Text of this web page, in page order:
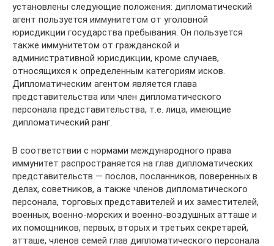
установлены следующие положения: дипломатический
агент пользуется иммунитетом от уголовной
юрисдикции государства пребывания. Он пользуется
также иммунитетом от гражданской и
административной юрисдикции, кроме случаев,
относящихся к определенным категориям исков.
Дипломатическим агентом является глава
представительства или член дипломатического
персонала представительства, т.е. лица, имеющие
дипломатический ранг.
В соответствии с нормами международного права
иммунитет распространяется на глав дипломатических
представительств — послов, посланников, поверенных в
делах, советников, а также членов дипломатического
персонала, торговых представителей и их заместителей,
военных, военно-морских и военно-воздушных атташе и
их помощников, первых, вторых и третьих секретарей,
атташе, членов семей глав дипломатического персонала